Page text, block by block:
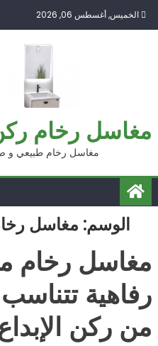
Skip الخميس, أغسطس 06, 2026
مغاسل رخام ركن
مغاسل رخام طبيعي و
الوسم: مغاسل
مغاسل رخام
رفاهية
من ركن